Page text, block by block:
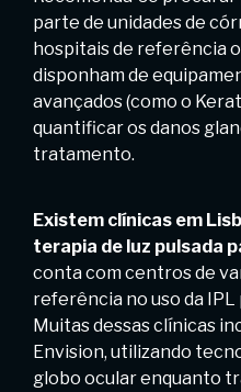
parte de unidades de
hospitais de referência
disponham de
avançados (como o
quantificar os danos
tratamento.
Existem clínicas em
terapia de luz pulsada
conta com centros de
referência no uso da
Muitas dessas clínicas
Envision, utilizando
globo ocular enquanto